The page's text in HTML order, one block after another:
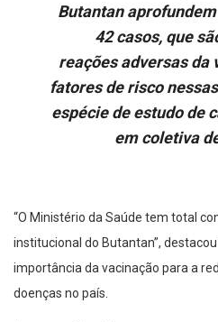
Butantan
42 casos, que
reações adversas da
fatores de risco
espécie de estudo de
em coletiva
“O Ministério da Saúde tem total
institucional do Butantan”,
importância da vacinação para a
doenças no país.